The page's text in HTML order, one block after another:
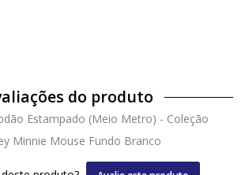
do produto
Estampado (Meio Metro) - Coleção
Minnie Mouse Fundo Branco